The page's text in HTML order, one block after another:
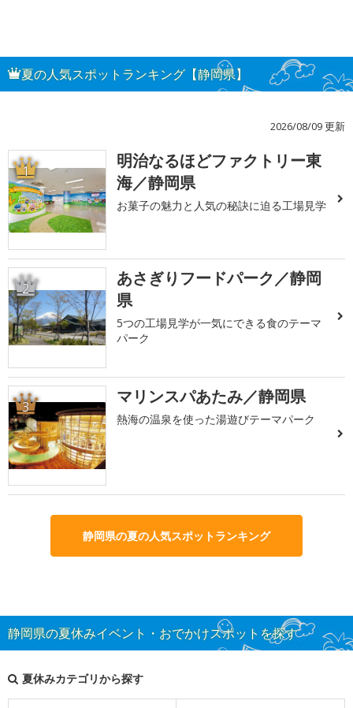
夏の人気スポットランキング【静岡県】
2026/08/09 更新
1
明治なるほどファクトリー東
海／静岡県
お菓子の魅力と人気の秘訣に迫る工場見学
2
あさぎりフードパーク／静岡
県
5つの工場見学が一気にできる食のテーマ
パーク
3 マリンスパあたみ／静岡県
熱海の温泉を使った湯遊びテーマパーク
静岡県の夏の人気スポットランキング
静岡県の夏休みイベント・おでかけスポットを探す
夏休みカテゴリから探す